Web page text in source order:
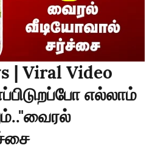
| Viral Video
எல்லாம்